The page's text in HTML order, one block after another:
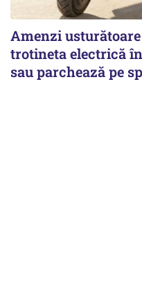
Amenzi
trotineta electrică
sau parchează pe